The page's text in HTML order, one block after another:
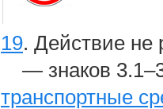
19. Действие не
— знаков
транспортные